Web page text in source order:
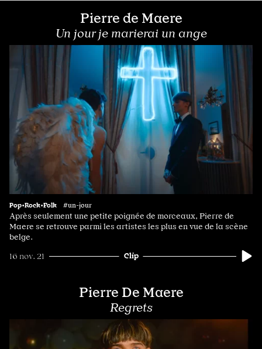
Pierre de Maere
Un jour je marierai un ange
Pop•Rock•Folk #un-jour
Après seulement une petite poignée de morceaux, Pierre de
Maere se retrouve parmi les artistes les plus en vue de la scène
belge.
16 nov. 21 Clip
Pierre De Maere
Regrets